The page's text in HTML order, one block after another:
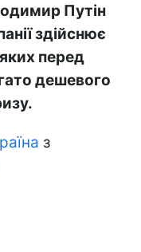
Путін
здійснює
перед
дешевого
з